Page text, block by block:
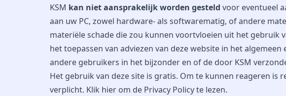
KSM kan niet aansprakelijk worden gesteld voor eventueel
aan uw PC, zowel hardware- als softwarematig, of andere
materiële schade die zou kunnen voortvloeien uit het gebruik
het toepassen van adviezen van deze website in het algemeen
andere gebruikers in het bijzonder en of de door KSM
Het gebruik van deze site is gratis. Om te kunnen reageren is
verplicht. Klik hier om de Privacy Policy te lezen.